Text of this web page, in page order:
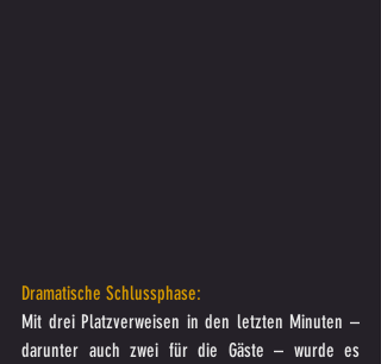
Dramatische Schlussphase:
Mit drei Platzverweisen in den letzten Minuten –
darunter auch zwei für die Gäste – wurde es